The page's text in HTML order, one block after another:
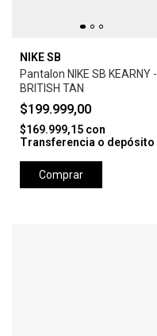
NIKE SB
Pantalon NIKE SB KEARNY -
BRITISH TAN
$199.999,00
$169.999,15 con
Transferencia o depósito
Comprar